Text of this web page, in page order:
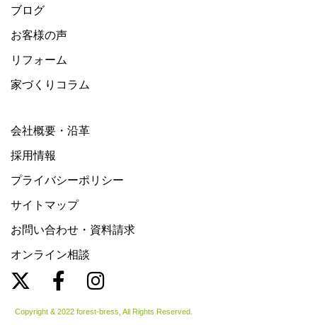
ブログ
お客様の声
リフォーム
家づくりコラム
会社概要・沿革
採用情報
プライバシーポリシー
サイトマップ
お問い合わせ・資料請求
オンライン相談
Copyright & 2022 forest-bress, All Rights Reserved.